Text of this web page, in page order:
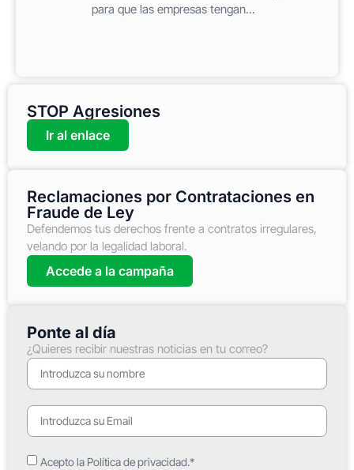
para que las empresas tengan...
STOP Agresiones
Ir al enlace
Reclamaciones por Contrataciones en
Fraude de Ley
Defendemos tus derechos frente a contratos irregulares,
velando por la legalidad laboral.
Accede a la campaña
Ponte al día
¿Quieres recibir nuestras noticias en tu correo?
Acepto la Política de privacidad.*